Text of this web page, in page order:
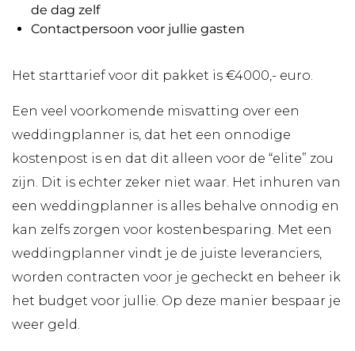
de dag zelf
Contactpersoon voor jullie gasten
Het starttarief voor dit pakket is €4000,- euro.
Een veel voorkomende misvatting over een
weddingplanner is, dat het een onnodige
kostenpost is en dat dit alleen voor de “elite” zou
zijn. Dit is echter zeker niet waar. Het inhuren van
een weddingplanner is alles behalve onnodig en
kan zelfs zorgen voor kostenbesparing. Met een
weddingplanner vindt je de juiste leveranciers,
worden contracten voor je gecheckt en beheer ik
het budget voor jullie. Op deze manier bespaar je
weer geld. ⁠